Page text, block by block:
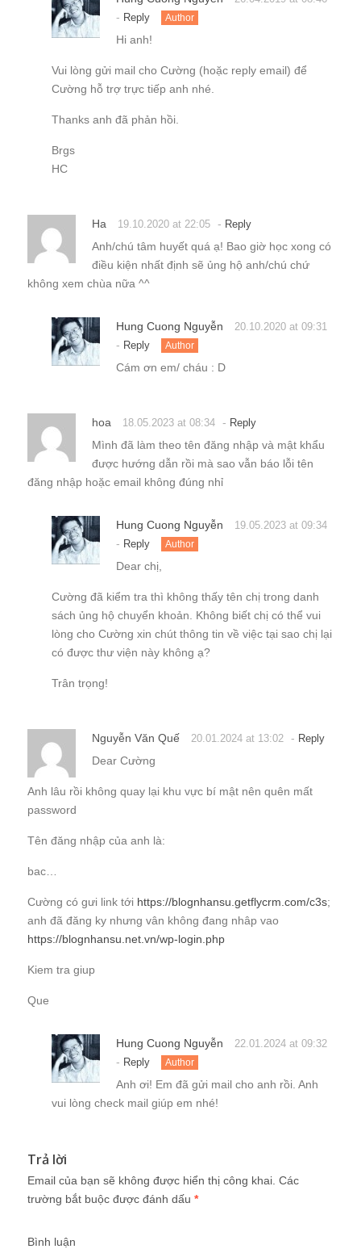
- Reply Author
Hi anh!
Vui lòng gửi mail cho Cường (hoặc reply email) để
Cường hỗ trợ trực tiếp anh nhé.
Thanks anh đã phản hồi.
Brgs
HC
Ha 19.10.2020 at 22:05 - Reply
Anh/chú tâm huyết quá ạ! Bao giờ học xong có
điều kiện nhất định sẽ ủng hộ anh/chú chứ
không xem chùa nữa ^^
Hung Cuong Nguyễn 20.10.2020 at 09:31
- Reply Author
Cám ơn em/ cháu : D
hoa 18.05.2023 at 08:34 - Reply
Mình đã làm theo tên đăng nhập và mật khẩu
được hướng dẫn rồi mà sao vẫn báo lỗi tên
đăng nhập hoặc email không đúng nhỉ
Hung Cuong Nguyễn 19.05.2023 at 09:34
- Reply Author
Dear chị,
Cường đã kiểm tra thì không thấy tên chị trong danh
sách ủng hộ chuyển khoản. Không biết chị có thể vui
lòng cho Cường xin chút thông tin về việc tại sao chị lại
có được thư viện này không ạ?
Trân trọng!
Nguyễn Văn Quế 20.01.2024 at 13:02 - Reply
Dear Cường
Anh lâu rồi không quay lại khu vực bí mật nên quên mất
password
Tên đăng nhập của anh là:
bac…
Cường có gưi link tới https://blognhansu.getflycrm.com/c3s;
anh đã đăng ky nhưng vân không đang nhâp vao
https://blognhansu.net.vn/wp-login.php
Kiem tra giup
Que
Hung Cuong Nguyễn 22.01.2024 at 09:32
- Reply Author
Anh ơi! Em đã gửi mail cho anh rồi. Anh
vui lòng check mail giúp em nhé!
Trả lời
Email của bạn sẽ không được hiển thị công khai. Các
trường bắt buộc được đánh dấu *
Bình luận